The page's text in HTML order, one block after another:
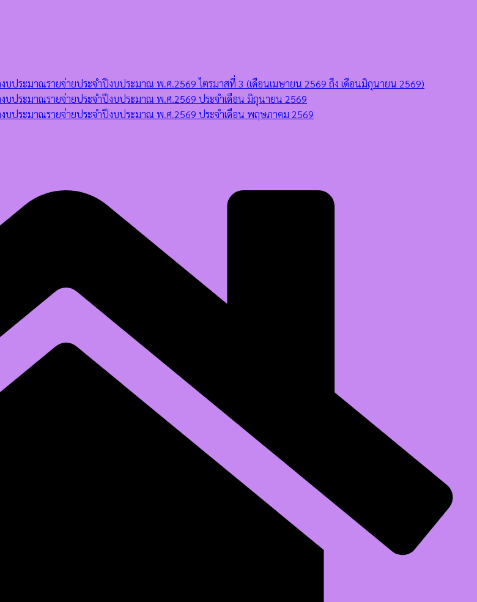
ประมาณรายจ่ายประจำปีงบประมาณ พ.ศ.2569 ไตรมาสที่ 3 (เดือนเมษายน 2569 ถึง เดือนมิถุนายน 2569)
บประมาณรายจ่ายประจำปีงบประมาณ พ.ศ.2569 ประจำเดือน มิถุนายน 2569
บประมาณรายจ่ายประจำปีงบประมาณ พ.ศ.2569 ประจำเดือน พฤษภาคม 2569